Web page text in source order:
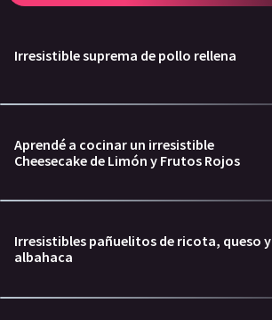
Irresistible suprema de pollo rellena
Aprendé a cocinar un irresistible
Cheesecake de Limón y Frutos Rojos
Irresistibles pañuelitos de ricota, queso y
albahaca